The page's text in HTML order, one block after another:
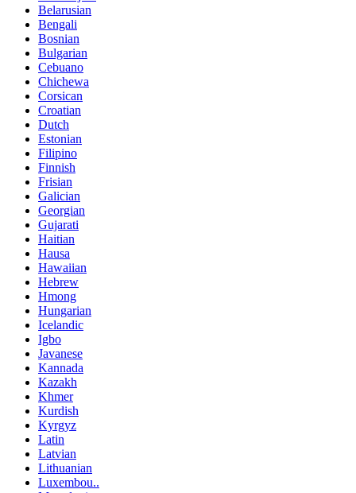
Belarusian
Bengali
Bosnian
Bulgarian
Cebuano
Chichewa
Corsican
Croatian
Dutch
Estonian
Filipino
Finnish
Frisian
Galician
Georgian
Gujarati
Haitian
Hausa
Hawaiian
Hebrew
Hmong
Hungarian
Icelandic
Igbo
Javanese
Kannada
Kazakh
Khmer
Kurdish
Kyrgyz
Latin
Latvian
Lithuanian
Luxembou..